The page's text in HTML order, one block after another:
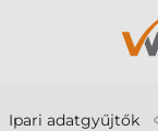
Ipari adatgyűjtők